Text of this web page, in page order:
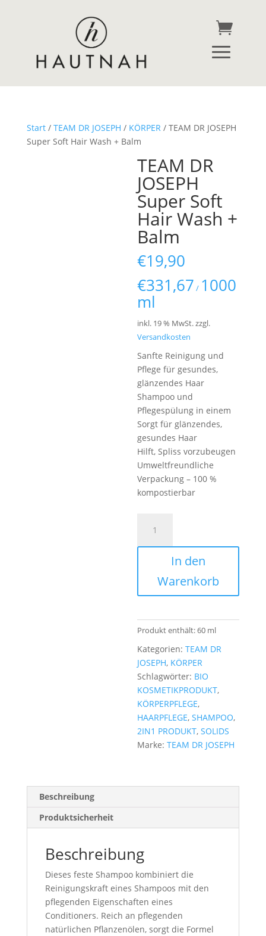
Start/ TEAM DR JOSEPH / KÖRPER/ TEAM DR JOSEPH
Super Soft Hair Wash + Balm
TEAM DR
JOSEPH
Super Soft
Hair Wash +
Balm
€19,90
€331,67 / 1000
ml
inkl. 19 % MwSt.zzgl.
Versandkosten
Sanfte Reinigung und
Pflege für gesundes,
glänzendes Haar
Shampoo und
Pflegespülung in einem
Sorgt für glänzendes,
gesundes Haar
Hilft, Spliss vorzubeugen
Umweltfreundliche
Verpackung – 100 %
kompostierbar
JOSEPH
Balm
In den
Warenkorb
Produkt enthält: 60 ml
Kategorien:TEAM DR
JOSEPH, KÖRPER
Schlagwörter: BIO
KOSMETIKPRODUKT,
KÖRPERPFLEGE,
HAARPFLEGE,SHAMPOO,
2IN1 PRODUKT,SOLIDS
Marke:TEAM DR JOSEPH
Beschreibung
Produktsicherheit
Beschreibung
Dieses feste Shampoo kombiniert die
Reinigungskraft eines Shampoos mit den
pflegenden Eigenschaften eines
Conditioners. Reich an pflegenden
natürlichen Pflanzenölen, sorgt die Formel